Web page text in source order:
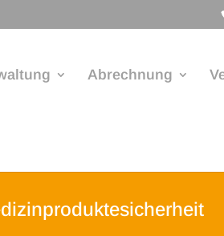
Abrechnung